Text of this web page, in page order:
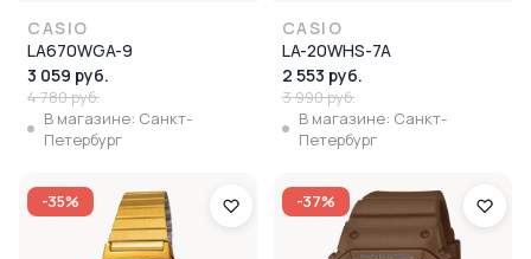
CASIO
LA670WGA-9
3 059 руб.
4 780 руб.
В магазине: Санкт-
Петербург
CASIO
LA-20WHS-7A
2 553 руб.
3 990 руб.
В магазине: Санкт-
Петербург
-35% -37%